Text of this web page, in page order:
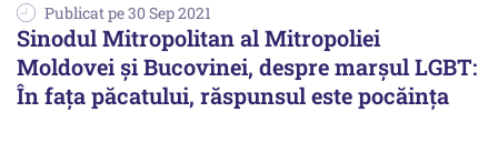
Publicat pe 30 Sep 2021
Sinodul Mitropolitan al Mitropoliei
Moldovei şi Bucovinei, despre marşul LGBT:
În fața păcatului, răspunsul este pocăința